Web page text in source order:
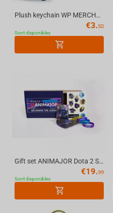
Plush keychain WP MERCHANDISE Shark Ollie, 13 cm, turquoise
€3.50
Sont disponibles
Gift set ANIMAJOR Dota 2 Secret box
€19.99
Sont disponibles